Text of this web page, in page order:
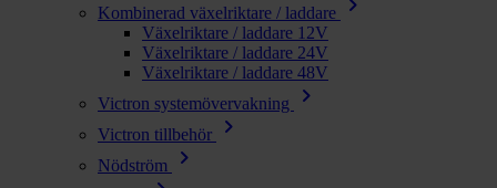
Kombinerad växelriktare / laddare
Växelriktare / laddare 12V
Växelriktare / laddare 24V
Växelriktare / laddare 48V
Victron systemövervakning
chevron_right
Victron tillbehör chevron_right
Nödström chevron_right